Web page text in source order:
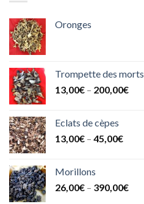
Oronges
Trompette des morts
13,00€ – 200,00€
Eclats de cèpes
13,00€ – 45,00€
Morillons
26,00€ – 390,00€